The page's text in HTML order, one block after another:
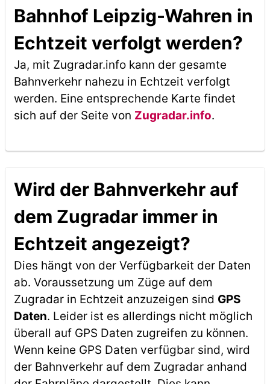
Bahnhof Leipzig-Wahren in
Echtzeit verfolgt werden?
Ja, mit Zugradar.info kann der gesamte
Bahnverkehr nahezu in Echtzeit verfolgt
werden. Eine entsprechende Karte findet
sich auf der Seite von Zugradar.info.
Wird der Bahnverkehr auf
dem Zugradar immer in
Echtzeit angezeigt?
Dies hängt von der Verfügbarkeit der Daten
ab. Voraussetzung um Züge auf dem
Zugradar in Echtzeit anzuzeigen sind GPS
Daten. Leider ist es allerdings nicht möglich
überall auf GPS Daten zugreifen zu können.
Wenn keine GPS Daten verfügbar sind, wird
der Bahnverkehr auf dem Zugradar anhand